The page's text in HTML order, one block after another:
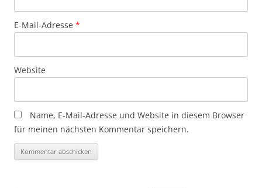
E-Mail-Adresse *
Website
Name, E-Mail-Adresse und Website in diesem Browser
für meinen nächsten Kommentar speichern.